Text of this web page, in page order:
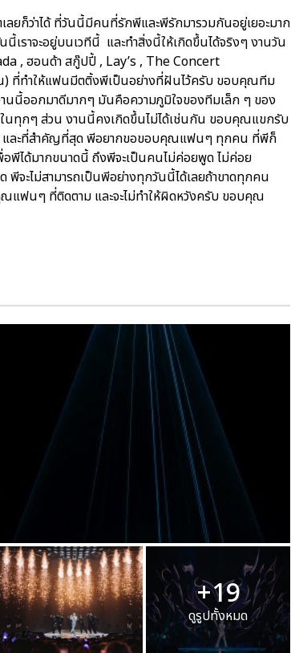
ยก็ว่าได้ ที่วันนี้มีคนที่รักพีและพีรักมารวมกันอยู่เยอะมาก
นี้เราจะอยู่บนเวทีนี้ และทำสิ่งนี้ให้เกิดขึ้นได้จริงๆ งานวัน
, ฮอนด้า สกู๊ปปี้ , Lay’s , The Concert
) ที่ทำให้แฟนมีตติ้งพีเป็นอย่างที่ฝันไว้ครับ ขอบคุณทีม
นี้ออกมาดีมากๆ มันคือความภูมิใจของทีมเล็ก ๆ ของ
นทุกๆ ส่วน งานนี้คงเกิดขึ้นไม่ได้เช่นกัน ขอบคุณแขกรับ
ละที่สำคัญที่สุด พีอยากขอขอบคุณแฟนๆ ทุกคน ที่พีก็
พื่อพีได้มากขนาดนี้ ถึงพีจะเป็นคนไม่ค่อยพูด ไม่ค่อย
จะไม่สามารถเป็นพีอย่างทุกวันนี้ได้เลยถ้าขาดทุกคน
แฟนๆ ที่ติดตาม และจะไม่ทำให้ผิดหวังครับ ขอบคุณ
+19
ดูรูปทั้งหมด